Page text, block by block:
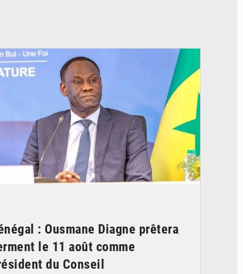
: Ousmane Diagne prêtera
le 11 août comme
du Conseil